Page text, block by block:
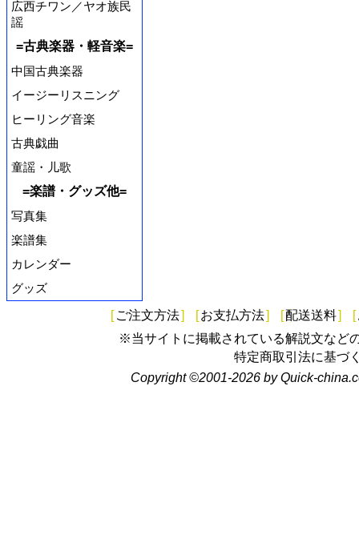
広西チワン／ヤオ族民
謡
=古典楽器・軽音楽=
中国古典楽器
イージーリスニング
ヒーリング音楽
古典戯曲
童謡・儿歌
=楽譜・グッズ他=
写真集
楽譜集
カレンダー
グッズ
[ ご注文方法] [お支払方法] [配送送料] [
※当サイトに掲載されている解説文など
特定商取引法に基づ
Copyright ©2001-2026 by Quick-